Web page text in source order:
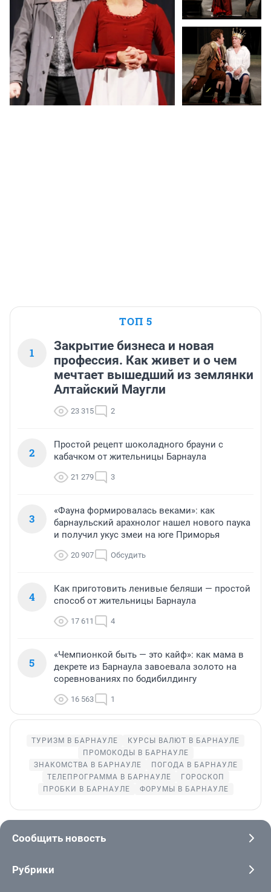
ТОП 5
1
Закрытие бизнеса и новая
профессия. Как живет и о чем
мечтает вышедший из землянки
Алтайский Маугли
23 315 2
2
Простой рецепт шоколадного брауни с
кабачком от жительницы Барнаула
21 279 3
3
«Фауна формировалась веками»: как
барнаульский арахнолог нашел нового паука
и получил укус змеи на юге Приморья
20 907 Обсудить
4
Как приготовить ленивые беляши — простой
способ от жительницы Барнаула
17 611 4
5
«Чемпионкой быть — это кайф»: как мама в
декрете из Барнаула завоевала золото на
соревнованиях по бодибилдингу
16 563 1
ТУРИЗМ В БАРНАУЛЕ
КУРСЫ ВАЛЮТ В БАРНАУЛЕ
ПРОМОКОДЫ В БАРНАУЛЕ
ЗНАКОМСТВА В БАРНАУЛЕ
ПОГОДА В БАРНАУЛЕ
ТЕЛЕПРОГРАММА В БАРНАУЛЕ
ГОРОСКОП
ПРОБКИ В БАРНАУЛЕ
ФОРУМЫ В БАРНАУЛЕ
Сообщить новость
Рубрики